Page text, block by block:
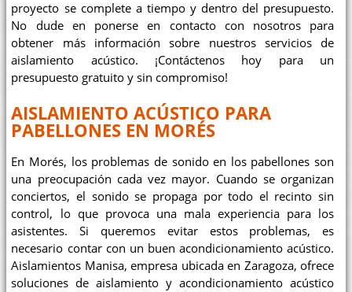
proyecto se complete a tiempo y dentro del presupuesto.
No dude en ponerse en contacto con nosotros para
obtener más información sobre nuestros servicios de
aislamiento acústico. ¡Contáctenos hoy para un
presupuesto gratuito y sin compromiso!
AISLAMIENTO ACÚSTICO PARA
PABELLONES EN MORÉS
En Morés, los problemas de sonido en los pabellones son
una preocupación cada vez mayor. Cuando se organizan
conciertos, el sonido se propaga por todo el recinto sin
control, lo que provoca una mala experiencia para los
asistentes. Si queremos evitar estos problemas, es
necesario contar con un buen acondicionamiento acústico.
Aislamientos Manisa, empresa ubicada en Zaragoza, ofrece
soluciones de aislamiento y acondicionamiento acústico